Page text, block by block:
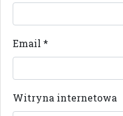
Email *
Witryna internetowa